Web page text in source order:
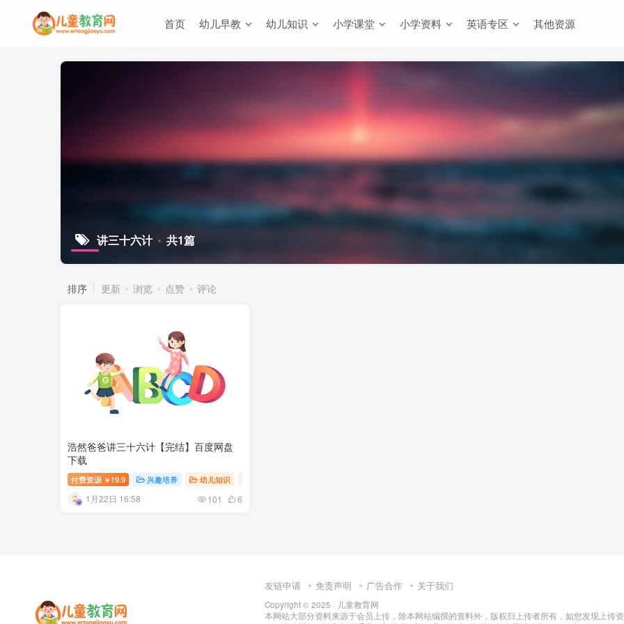
首页 幼儿早教 幼儿知识 小学课堂 小学资料 英语专区 其他资源
讲三十六计 共1篇
排序 更新 浏览 点赞 评论
浩然爸爸讲三十六计【完结】百度网盘
下载
付费资源 ￥ 19.9 兴趣培养 幼儿知识
1月22日 16:58 101 6
友链申请 免责声明 广告合作 关于我们
Copyright © 2025 · 儿童教育网
本网站大部分资料来源于会员上传，除本网站编撰的资料外，版权归上传者所有，如您发现上传